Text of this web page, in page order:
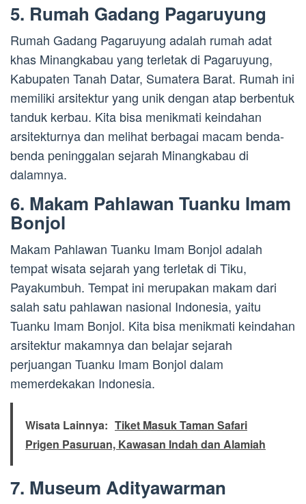
5. Rumah Gadang Pagaruyung
Rumah Gadang Pagaruyung adalah rumah adat
khas Minangkabau yang terletak di Pagaruyung,
Kabupaten Tanah Datar, Sumatera Barat. Rumah ini
memiliki arsitektur yang unik dengan atap berbentuk
tanduk kerbau. Kita bisa menikmati keindahan
arsitekturnya dan melihat berbagai macam benda-
benda peninggalan sejarah Minangkabau di
dalamnya.
6. Makam Pahlawan Tuanku Imam
Bonjol
Makam Pahlawan Tuanku Imam Bonjol adalah
tempat wisata sejarah yang terletak di Tiku,
Payakumbuh. Tempat ini merupakan makam dari
salah satu pahlawan nasional Indonesia, yaitu
Tuanku Imam Bonjol. Kita bisa menikmati keindahan
arsitektur makamnya dan belajar sejarah
perjuangan Tuanku Imam Bonjol dalam
memerdekakan Indonesia.
Wisata Lainnya: Tiket Masuk Taman Safari
Prigen Pasuruan, Kawasan Indah dan Alamiah
7. Museum Adityawarman